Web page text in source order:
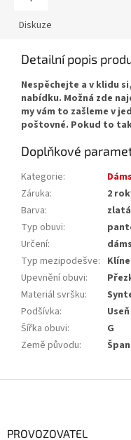
Diskuze
Detailní popis
Nespěchejte a v klidu
nabídku. Možná zde
my vám to zašleme v
poštovné. Pokud to
Doplňkové
Kategorie:
Záruka:
2
Barva:
zlatá
Typ obuvi:
Určení:
Typ mezipodešve:
Upevnění obuvi:
Materiál svršku:
Podšívka:
Šířka obuvi:
G
Země původu:
PROVOZOVATEL